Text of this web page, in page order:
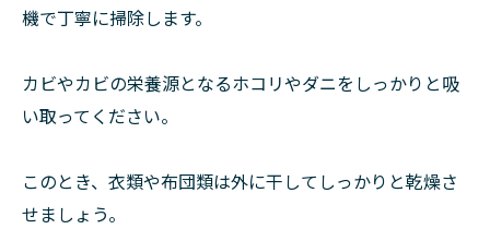
機で丁寧に掃除します。
カビやカビの栄養源となるホコリやダニをしっかりと吸
い取ってください。
このとき、衣類や布団類は外に干してしっかりと乾燥さ
せましょう。